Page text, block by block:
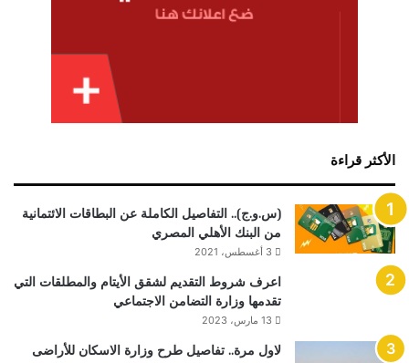
الأكثر قراءة
(س.و.ج).. التفاصيل الكاملة عن البطاقات الائتمانية
من البنك الأهلي المصري
3 أغسطس، 2021
اعرف شروط التقديم لشقق الأيتام والمطلقات التي
تقدمها وزارة التضامن الاجتماعي
13 مارس، 2023
لاول مرة.. تفاصيل طرح وزارة الاسكان للأراضى